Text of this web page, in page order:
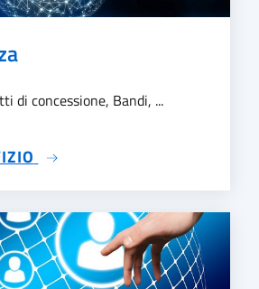
di concessione, Bandi, ...
SU TRASPARENZA